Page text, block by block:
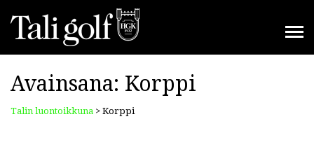
Avainsana: Korppi
Talin luontoikkuna > Korppi